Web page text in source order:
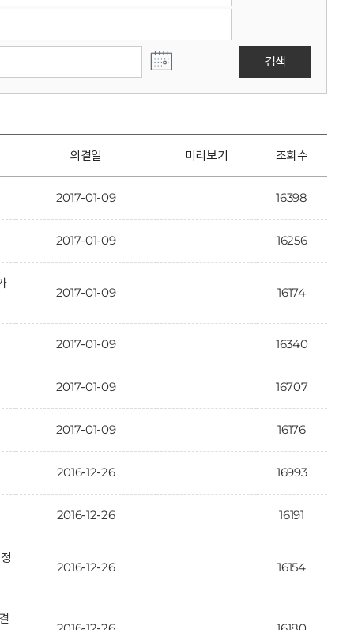
검색
의결일 미리보기 조회수
2017-01-09 16398
2017-01-09 16256
2017-01-09 16174
2017-01-09 16340
2017-01-09 16707
2017-01-09 16176
2016-12-26 16993
2016-12-26 16191
2016-12-26 16154